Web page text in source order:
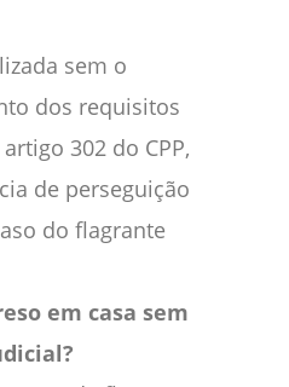
sem o
dos requisitos
302 do CPP,
de perseguição
do flagrante
em casa sem